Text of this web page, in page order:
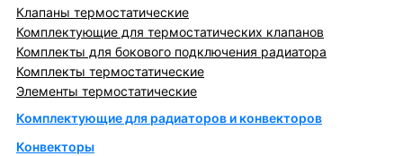
Клапаны термостатические
Комплектующие для термостатических клапанов
Комплекты для бокового подключения радиатора
Комплекты термостатические
Элементы термостатические
Комплектующие для радиаторов и конвекторов
Конвекторы